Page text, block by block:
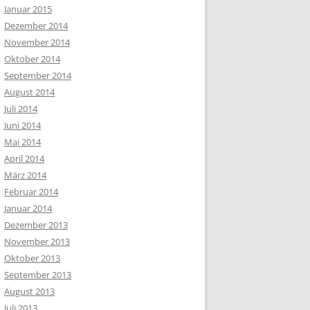
Januar 2015
Dezember 2014
November 2014
Oktober 2014
September 2014
August 2014
Juli 2014
Juni 2014
Mai 2014
April 2014
März 2014
Februar 2014
Januar 2014
Dezember 2013
November 2013
Oktober 2013
September 2013
August 2013